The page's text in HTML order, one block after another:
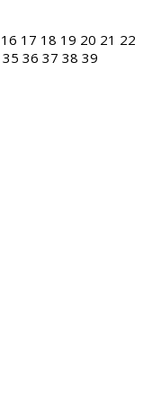
16 17 18 19 20 21 22
35 36 37 38 39